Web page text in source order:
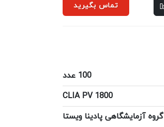
تماس بگیرید
100 عدد
CLIA PV 1800
گروه آزمایشگاهی پادینا ویستا